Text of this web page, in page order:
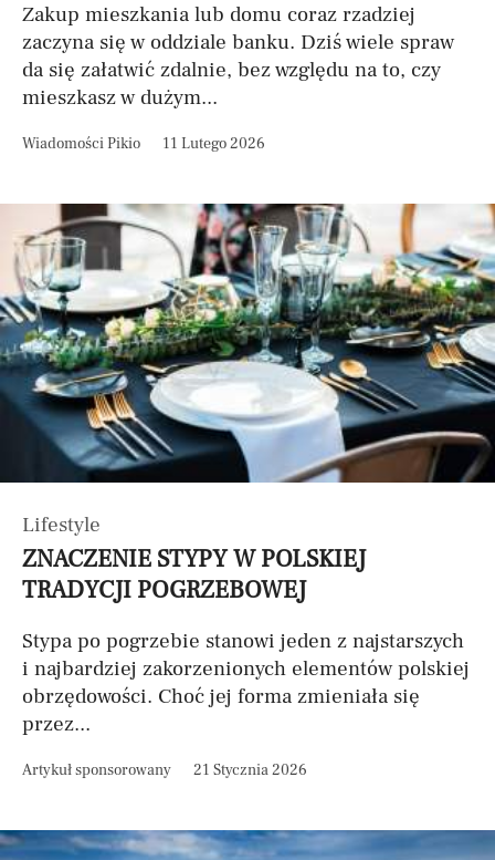
Zakup mieszkania lub domu coraz rzadziej
zaczyna się w oddziale banku. Dziś wiele spraw
da się załatwić zdalnie, bez względu na to, czy
mieszkasz w dużym...
Wiadomości Pikio 11 Lutego 2026
Lifestyle
ZNACZENIE STYPY W POLSKIEJ
TRADYCJI POGRZEBOWEJ
Stypa po pogrzebie stanowi jeden z najstarszych
i najbardziej zakorzenionych elementów polskiej
obrzędowości. Choć jej forma zmieniała się
przez...
Artykuł sponsorowany 21 Stycznia 2026